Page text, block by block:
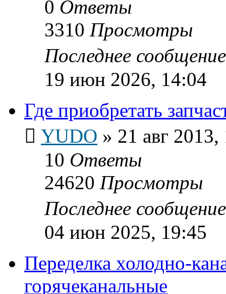
0 Ответы
3310 Просмотры
Последнее
19 июн 2026, 14:04
Где приобретать
YUDO » 21 авг 2013,
10 Ответы
24620 Просмотры
Последнее
04 июн 2025, 19:45
Переделка холодно-
горячеканальные